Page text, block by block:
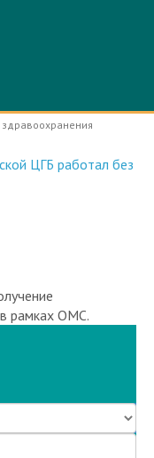
здравоохранения
ЦГБ работал без
рамках ОМС.